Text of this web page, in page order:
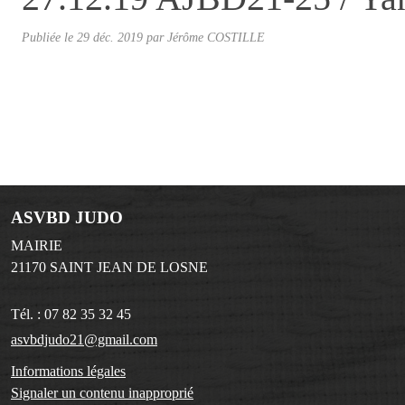
Publiée le 29 déc. 2019 parJérôme COSTILLE
ASVBD JUDO
MAIRIE
21170 SAINT JEAN DE LOSNE
Tél. : 07 82 35 32 45
asvbdjudo21@gmail.com
Informations légales
Signaler un contenu inapproprié